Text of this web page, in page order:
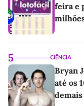
feira e
5 CIÊNCIA
Bryan
até os